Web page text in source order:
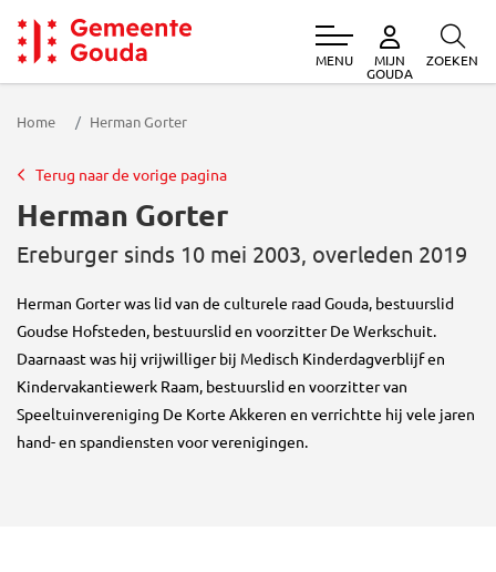
Gemeente Gouda
MENU MIJN
GOUDA
ZOEKEN
Home Herman Gorter
Terug naar de vorige pagina
Herman Gorter
Ereburger sinds 10 mei 2003, overleden 2019
Herman Gorter was lid van de culturele raad Gouda, bestuurslid
Goudse Hofsteden, bestuurslid en voorzitter De Werkschuit.
Daarnaast was hij vrijwilliger bij Medisch Kinderdagverblijf en
Kindervakantiewerk Raam, bestuurslid en voorzitter van
Speeltuinvereniging De Korte Akkeren en verrichtte hij vele jaren
hand- en spandiensten voor verenigingen.